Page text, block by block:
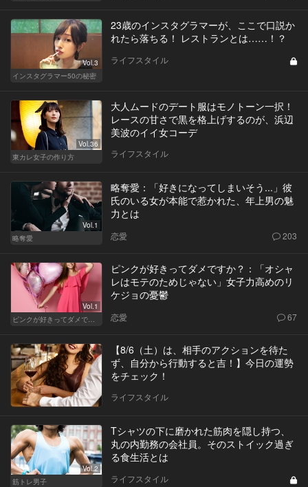
Vol.3
インスタグラマー50の秘密
23歳のインスタグラマーが、ここで口説か
れたら落ちる！ レストランとは……！？
ライフスタイル
Vol.36
東カレ女子の作り方
大人ムードのデート服はモノトーン一択！
レースの甘さで黒を格上げするのが、浜辺
美波のイイ女コーデ
ライフスタイル
Vol.1
略奪愛
略奪愛：「好きになってしまいそう...」彼
氏のいる女が本能で惹かれた、年上男の魅
力とは
恋愛 203
Vol.1
ピンクが好きってダメですか？：「オシャ
レはモテのためじゃない」女子力高めのリ
ケジョの憂鬱
恋愛 67
【8/6（土）は、相手のアクションを待た
ず、自分から行動すると吉！】今日の運勢
をチェック！
ライフスタイル
Vol.2
筋トレ男子
Tシャツの下に磨かれた筋肉を隠し持つ、
丸の内勤務の会社員。そのストイック過ぎ
る食生活とは
ライフスタイル